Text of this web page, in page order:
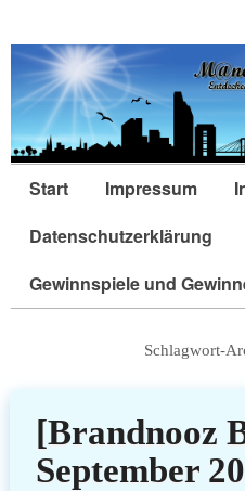
Start Impressum
Datenschutzerklärung
Gewinnspiele und
Schlagwort-
[Brandnooz
September